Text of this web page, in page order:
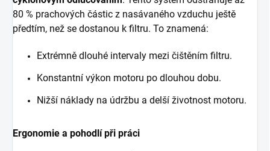
80 % prachových částic z nasávaného vzduchu ještě
předtím, než se dostanou k filtru. To znamená:
Extrémně dlouhé intervaly mezi čištěním filtru.
Konstantní výkon motoru po dlouhou dobu.
Nižší náklady na údržbu a delší životnost motoru.
Ergonomie a pohodlí při práci